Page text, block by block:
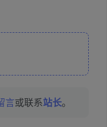
言或联系站长。